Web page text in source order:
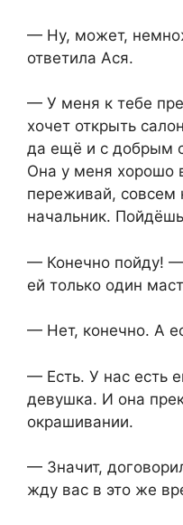
— Ну, может,
ответила Ася.
— У меня к тебе
хочет открыть
да ещё и с добрым
Она у меня хорошо
переживай, совсем
начальник.
— Конечно пойду!
ей только один
— Нет, конечно. А
— Есть. У нас есть
девушка. И она
окрашивании.
— Значит,
жду вас в это же